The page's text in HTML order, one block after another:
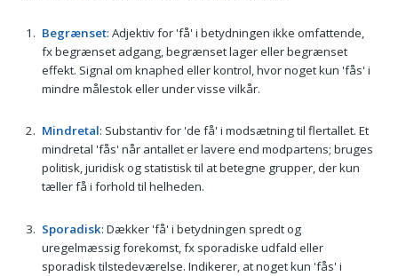
Begrænset: Adjektiv for 'få' i betydningen ikke omfattende,
fx begrænset adgang, begrænset lager eller begrænset
effekt. Signal om knaphed eller kontrol, hvor noget kun 'fås' i
mindre målestok eller under visse vilkår.
Mindretal: Substantiv for 'de få' i modsætning til flertallet. Et
mindretal 'fås' når antallet er lavere end modpartens; bruges
politisk, juridisk og statistisk til at betegne grupper, der kun
tæller få i forhold til helheden.
Sporadisk: Dækker 'få' i betydningen spredt og
uregelmæssig forekomst, fx sporadiske udfald eller
sporadisk tilstedeværelse. Indikerer, at noget kun 'fås' i